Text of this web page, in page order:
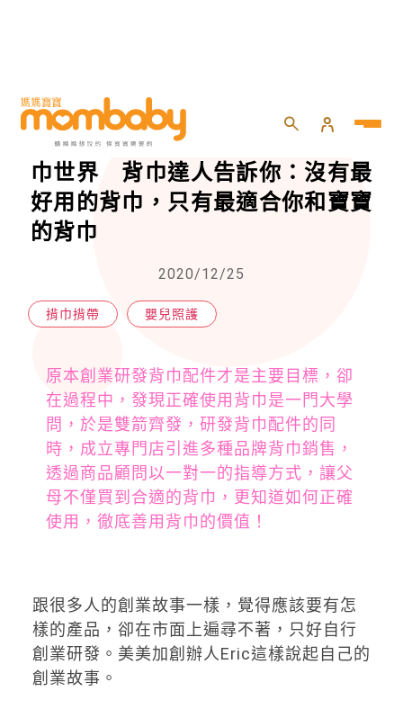
HOME 嬰兒 嬰兒照護
創業研發背巾配件，卻意外走進背
巾世界 背巾達人告訴你：沒有最
好用的背巾，只有最適合你和寶寶
的背巾
2020/12/25
揹巾揹帶 嬰兒照護
原本創業研發背巾配件才是主要目標，卻
在過程中，發現正確使用背巾是一門大學
問，於是雙箭齊發，研發背巾配件的同
時，成立專門店引進多種品牌背巾銷售，
透過商品顧問以一對一的指導方式，讓父
母不僅買到合適的背巾，更知道如何正確
使用，徹底善用背巾的價值！
跟很多人的創業故事一樣，覺得應該要有怎
樣的產品，卻在市面上遍尋不著，只好自行
創業研發。美美加創辦人Eric這樣說起自己的
創業故事。